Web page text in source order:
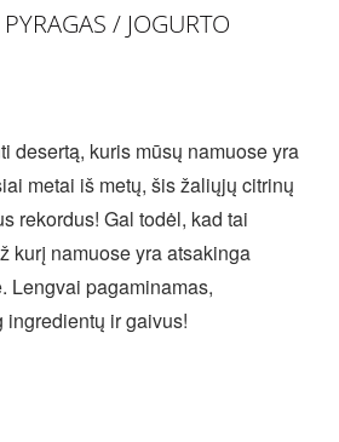
/ JOGURTO
desertą, kuris mūsų namuose yra
metai iš metų, šis žaliųjų citrinų
rekordus! Gal todėl, kad tai
kurį namuose yra atsakinga
Lengvai pagaminamas,
ir gaivus!